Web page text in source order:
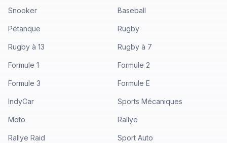
Snooker Baseball
Pétanque Rugby
Rugby à 13 Rugby à 7
Formule 1 Formule 2
Formule 3 Formule E
IndyCar Sports Mécaniques
Moto Rallye
Rallye Raid Sport Auto